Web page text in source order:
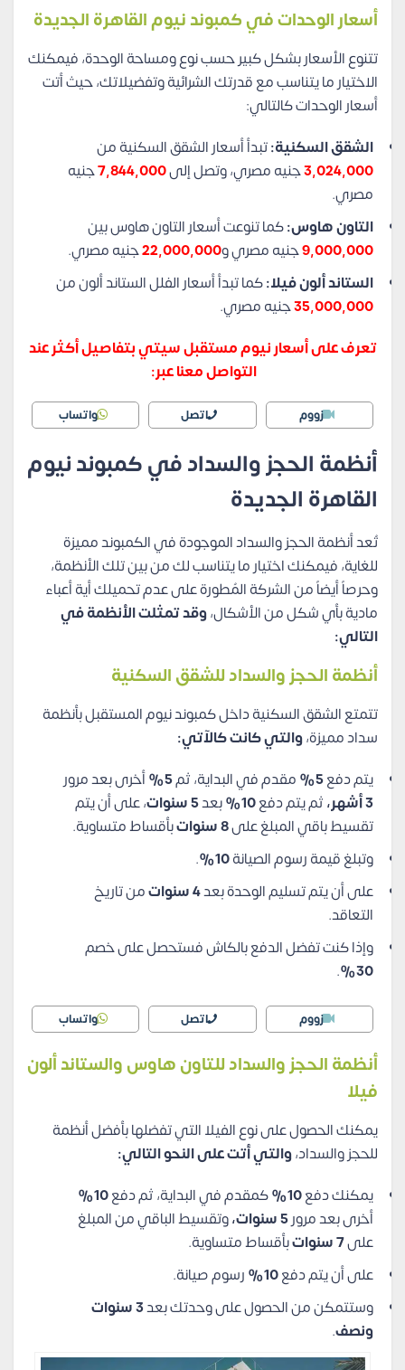
أسعار الوحدات في كمبوند نيوم القاهرة الجديدة
تتنوع الأسعار بشكل كبير حسب نوع ومساحة الوحدة، فيمكنك
الاختيار ما يتناسب مع قدرتك الشرائية وتفضيلاتك، حيث أتت
أسعار الوحدات كالتالي:
الشقق السكنية:تبدأ أسعار الشقق السكنية من
3,024,000جنيه مصري، وتصل إلى7,844,000جنيه
مصري.
التاون هاوس:كما تنوعت أسعار التاون هاوس بين
9,000,000جنيه مصري و22,000,000جنيه مصري.
الستاند ألون فيلا:كما تبدأ أسعار الفلل الستاند ألون من
35,000,000جنيه مصري.
تعرف على أسعار نيوم مستقبل سيتي بتفاصيل أكثر عند
التواصل معنا عبر:
زووم اتصل واتساب
أنظمة الحجز والسداد في كمبوند نيوم
القاهرة الجديدة
تُعد أنظمة الحجز والسداد الموجودة في الكمبوند مميزة
للغاية، فيمكنك اختيار ما يتناسب لك من بين تلك الأنظمة،
وحرصاً أيضاً من الشركة المُطورة على عدم تحميلك أية أعباء
مادية بأي شكل من الأشكال،وقد تمثلت الأنظمة في
التالي:
أنظمة الحجز والسداد للشقق السكنية
تتمتع الشقق السكنية داخل كمبوند نيوم المستقبل بأنظمة
سداد مميزة،والتي كانت كالآتي:
يتم دفع5% مقدم في البداية، ثم5%
أخرى بعد مرور
3 أشهر،
ثميتم دفع10% بعد5 سنوات
، على أن يتم
تقسيط باقي المبلغ على8 سنوات
بأقساط متساوية.
وتبلغ قيمة رسوم الصيانة
.
على أن يتم تسليم الوحدة بعد4 سنوات
من تاريخ
التعاقد.
وإذا كنت تفضل الدفع بالكاش فستحصل على خصم
30%
.
زووم اتصل واتساب
أنظمة الحجز والسداد للتاون هاوس والستاند ألون
فيلا
يمكنك الحصول على نوع الفيلا التي تفضلها بأفضل أنظمة
للحجز والسداد،والتي أتت على النحو التالي:
يمكنك دفع10% كمقدم في البداية، ثم دفع
أخرى بعد مرور
وتقسيط الباقي من المبلغ
على7 سنوات
بأقساط متساوية.
على أن يتم دفع10%
رسوم صيانة.
وستتمكن من الحصول على وحدتك بعد
3 سنوات
ونصف.